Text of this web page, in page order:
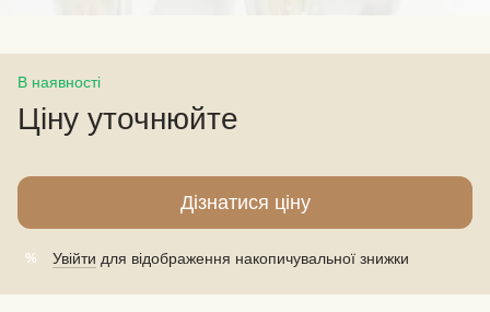
В наявності
Ціну уточнюйте
Дізнатися ціну
% Увійти для відображення накопичувальної знижки